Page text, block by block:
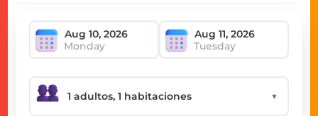
Monday Tuesday
▼